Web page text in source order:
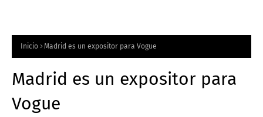
Inicio Madrid es un expositor para Vogue
Madrid es un expositor para
Vogue